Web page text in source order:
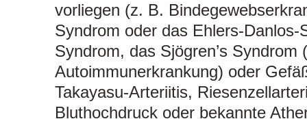
vorliegen (z. B.
Syndrom oder das Ehlers-Danlos-
Syndrom, das Sjögren’s Syndrom
Autoimmunerkrankung) oder
Takayasu-Arteriitis,
Bluthochdruck oder bekannte